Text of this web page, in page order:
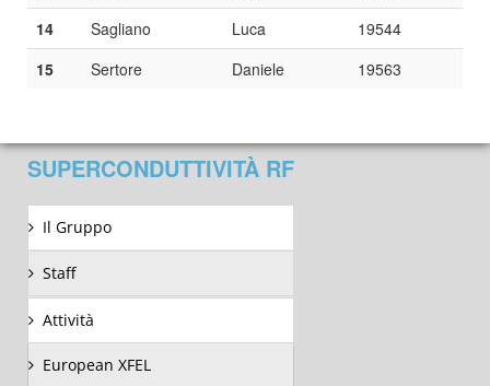
14
Sagliano Luca
19544
15
Sertore Daniele 19563
SUPERCONDUTTIVITÀ RF
Il Gruppo
Staff
Attività
European XFEL